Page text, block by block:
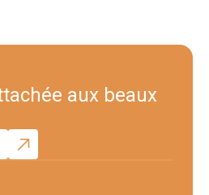
aux beaux